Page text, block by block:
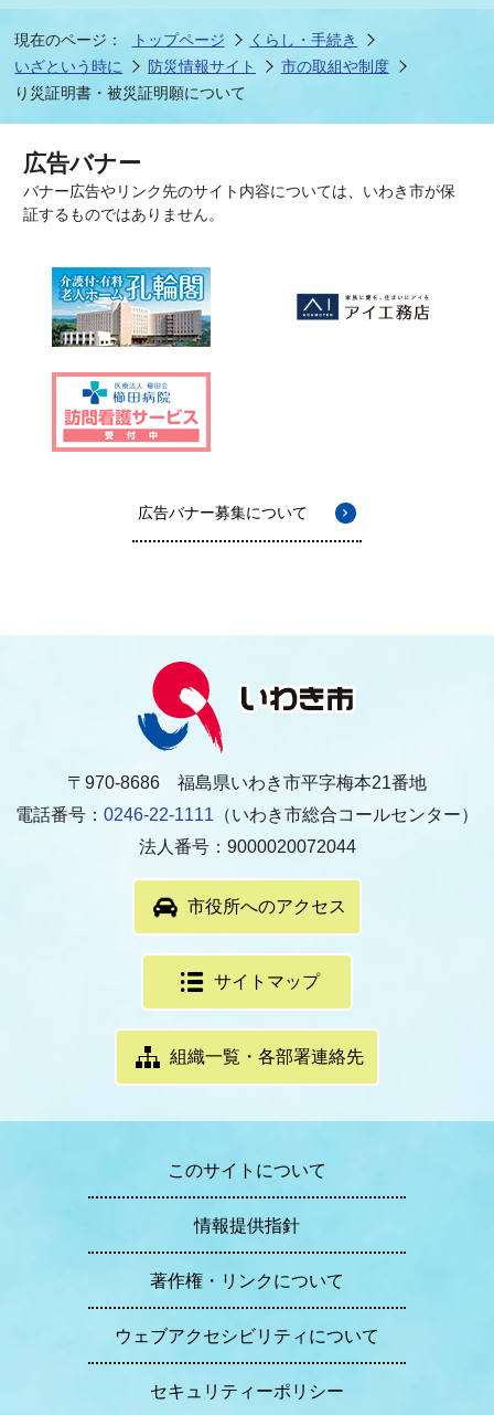
現在のページ： トップページ
くらし・手続き
いざという時に
防災情報サイト
市の取組や制度
り災証明書・被災証明願について
広告バナー
バナー広告やリンク先のサイト内容については、いわき市が保
証するものではありません。
広告バナー募集について
〒970-8686 福島県いわき市平字梅本21番地
電話番号： 0246-22-1111 （いわき市総合コールセンター）
法人番号：9000020072044
市役所へのアクセス
サイトマップ
組織一覧・各部署連絡先
このサイトについて
情報提供指針
著作権・リンクについて
ウェブアクセシビリティについて
セキュリティーポリシー